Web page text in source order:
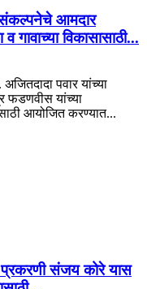
संकल्पनेचे आमदार
विकासासाठी...
पवार यांच्या
फडणवीस यांच्या
आयोजित करण्यात...
प्रकरणी संजय कोरे यास